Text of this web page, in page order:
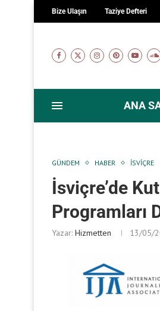
Bize Ulaşın Taziye Defteri
ANA
GÜNDEM HABER İSVIÇRE
İsviçre’de
Programları
Yazar: Hizmetten 13/05/